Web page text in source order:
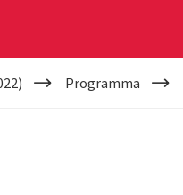
Programma